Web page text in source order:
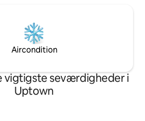
Aircondition
vigtigste seværdigheder i
Uptown